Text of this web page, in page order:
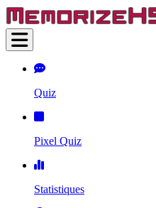
Quiz
Pixel Quiz
Statistiques